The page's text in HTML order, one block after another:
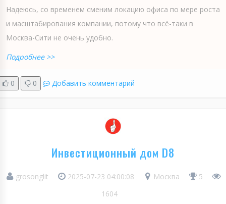
Надеюсь, со временем сменим локацию офиса по мере роста
и масштабирования компании, потому что всё-таки в
Москва-Сити не очень удобно.
Подробнее >>
0 0 Добавить комментарий
Инвестиционный дом D8
grosonglit 2025-07-23 04:00:08 Москва
5
1604